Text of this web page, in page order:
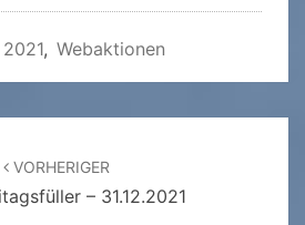
, Webaktionen
VORHERIGER
– 31.12.2021